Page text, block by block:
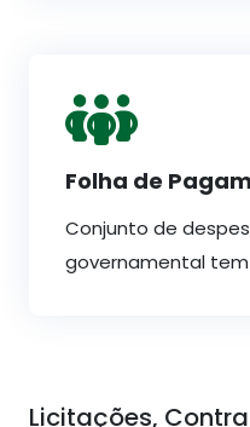
Folha de
Conjunto de
governamental
Licitações,